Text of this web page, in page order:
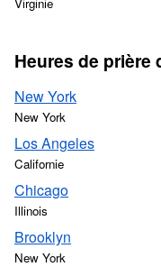
Heures de prière
New York
New York
Los Angeles
Californie
Chicago
Illinois
Brooklyn
New York